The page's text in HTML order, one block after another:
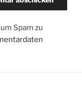
Spam zu